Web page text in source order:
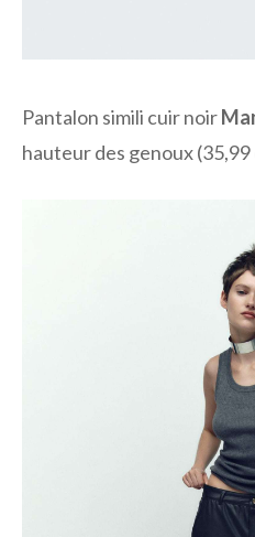
Pantalon simili cuir noir
hauteur des genoux (35,99